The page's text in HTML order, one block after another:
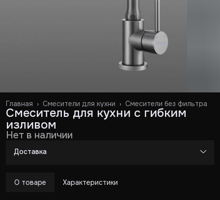
Смесители без фильтра
Смесители для кухни ›
Главная ›
Смеситель для кухни с гибким
изливом
Нет в наличии
Доставка
О товаре Характеристики